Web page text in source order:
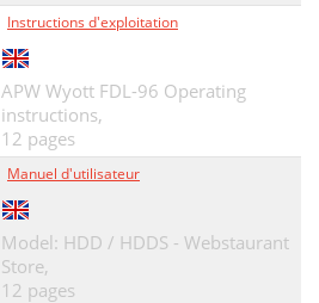
Instructions d'exploitation
APW Wyott FDL-96 Operating
instructions,
12 pages
Manuel d'utilisateur
Model: HDD / HDDS - Webstaurant
Store,
12 pages